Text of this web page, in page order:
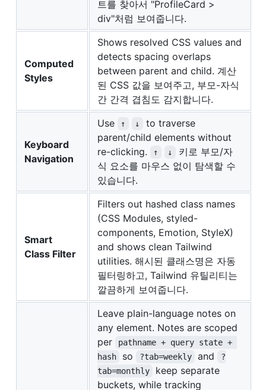
트를 찾아서 "ProfileCard >
div"처럼 보여줍니다.
Computed
Styles
Shows resolved CSS values and
detects spacing overlaps
between parent and child. 계산
된 CSS 값을 보여주고, 부모-자식
간 간격 겹침도 감지합니다.
Keyboard
Navigation
Use ↑ ↓
to traverse
parent/child elements without
re-clicking.
↑ ↓
키로 부모/자
식 요소를 마우스 없이 탐색할 수
있습니다.
Smart
Class Filter
Filters out hashed class names
(CSS Modules, styled-
components, Emotion, StyleX)
and shows clean Tailwind
utilities. 해시된 클래스명은 자동
필터링하고, Tailwind 유틸리티는
깔끔하게 보여줍니다.
Leave plain-language notes on
any element. Notes are scoped
per
pathname + query state +
hash
so ?tab=weekly and
?
tab=monthly
keep separate
buckets, while tracking